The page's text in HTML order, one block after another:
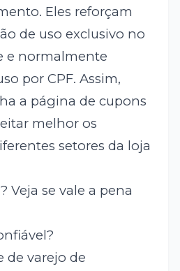
Eles reforçam
de uso exclusivo no
e normalmente
por CPF. Assim,
a página de cupons
melhor os
setores da loja
Veja se vale a pena
de varejo de